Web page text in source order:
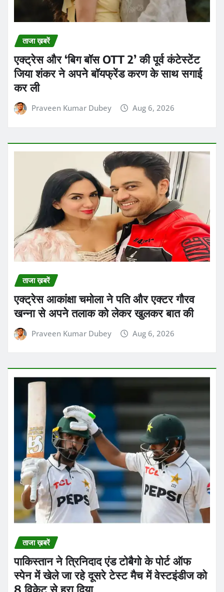
ताजा ख़बरें
एक्ट्रेस और ‘बिग बॉस OTT 2’ की पूर्व कंटेस्टेंट
जिया शंकर ने अपने बॉयफ्रेंड करण के साथ सगाई
कर ली
Praveen Kumar Dubey Aug 6, 2026
ताजा ख़बरें
एक्ट्रेस आकांक्षा चमोला ने पति और एक्टर गौरव
खन्ना से अपने तलाक को लेकर खुलकर बात की
Praveen Kumar Dubey Aug 6, 2026
ताजा ख़बरें
पाकिस्तान ने त्रिनिदाद एंड टोबैगो के पोर्ट ऑफ
स्पेन में खेले जा रहे दूसरे टेस्ट मैच में वेस्टइंडीज को
8 विकेट से हरा दिया
Praveen Kumar Dubey Aug 6, 2026